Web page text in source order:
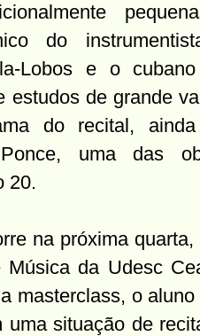
do
Lobos e o
estudos de grande
do recital,
uma das
20.
na próxima
Música da Udesc
masterclass, o
uma situação de